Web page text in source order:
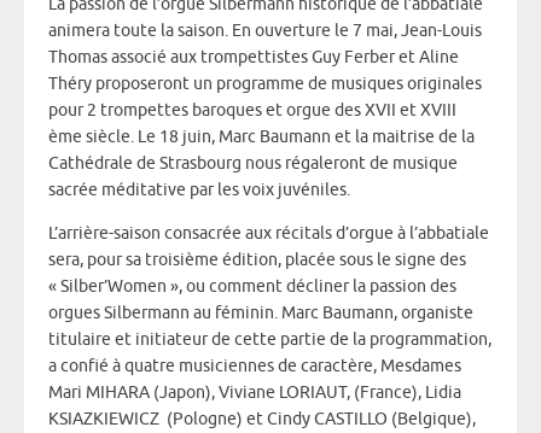
animera toute la saison. En ouverture le 7 mai, Jean-Louis
Thomas associé aux trompettistes Guy Ferber et Aline
Théry proposeront un programme de musiques originales
pour 2 trompettes baroques et orgue des XVII et XVIII
ème siècle. Le 18 juin, Marc Baumann et la maitrise de la
Cathédrale de Strasbourg nous régaleront de musique
sacrée méditative par les voix juvéniles.
L’arrière-saison consacrée aux récitals d’orgue à l’abbatiale
sera, pour sa troisième édition, placée sous le signe des
« Silber’Women », ou comment décliner la passion des
orgues Silbermann au féminin. Marc Baumann, organiste
titulaire et initiateur de cette partie de la programmation,
a confié à quatre musiciennes de caractère, Mesdames
Mari MIHARA (Japon), Viviane LORIAUT, (France), Lidia
KSIAZKIEWICZ (Pologne) et Cindy CASTILLO (Belgique),